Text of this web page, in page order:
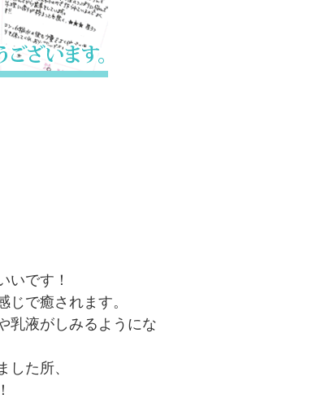
いです！
で癒されます。
乳液がしみるようにな
た所、